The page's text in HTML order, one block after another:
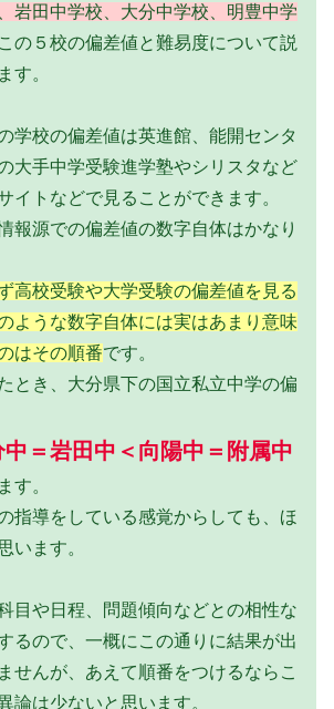
岩田中学校、大分中学校、明豊中学
の５校の偏差値と難易度について説
す。
学校の偏差値は英進館、能開センタ
大手中学受験進学塾やシリスタなど
イトなどで見ることができます。
報源での偏差値の数字自体はかなり
高校受験や大学受験の偏差値を見る
ような数字自体には実はあまり意味
はその順番です。
とき、大分県下の国立私立中学の偏
＝岩田中＜向陽中＝附属中
す。
指導をしている感覚からしても、ほ
います。
目や日程、問題傾向などとの相性な
るので、一概にこの通りに結果が出
せんが、あえて順番をつけるならこ
論は少ないと思います。